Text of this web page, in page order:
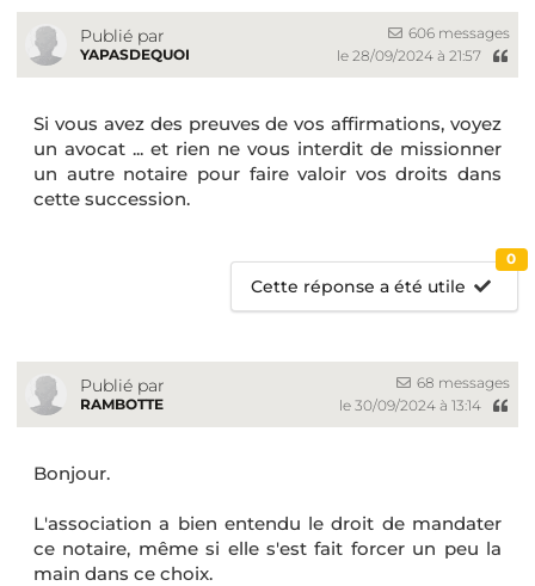
Publié par
YAPASDEQUOI
606 messages
le 28/09/2024 à 21:57
Si vous avez des preuves de vos affirmations, voyez
un avocat ... et rien ne vous interdit de missionner
un autre notaire pour faire valoir vos droits dans
cette succession.
Cette réponse a été utile
0
Publié par
RAMBOTTE
68 messages
le 30/09/2024 à 13:14
Bonjour.
L'association a bien entendu le droit de mandater
ce notaire, même si elle s'est fait forcer un peu la
main dans ce choix.